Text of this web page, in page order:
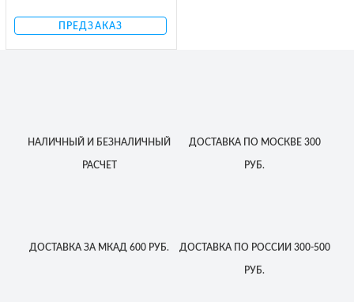
ПРЕДЗАКАЗ
НАЛИЧНЫЙ И БЕЗНАЛИЧНЫЙ
РАСЧЕТ
ДОСТАВКАПО МОСКВЕ 300
РУБ.
ДОСТАВКА ЗА МКАД 600 РУБ. ДОСТАВКАПО РОССИИ 300-500
РУБ.